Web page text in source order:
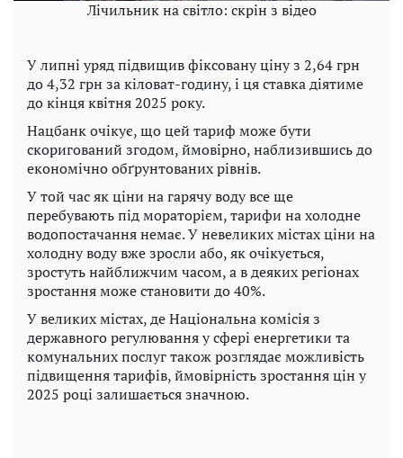
Лічильник на світло: скрін з відео
У липні уряд підвищив фіксовану ціну з 2,64 грн
до 4,32 грн за кіловат-годину, і ця ставка діятиме
до кінця квітня 2025 року.
Нацбанк очікує, що цей тариф може бути
скоригований згодом, ймовірно, наблизившись до
економічно обґрунтованих рівнів.
У той час як ціни на гарячу воду все ще
перебувають під мораторієм, тарифи на холодне
водопостачання немає. У невеликих містах ціни на
холодну воду вже зросли або, як очікується,
зростуть найближчим часом, а в деяких регіонах
зростання може становити до 40%.
У великих містах, де Національна комісія з
державного регулювання у сфері енергетики та
комунальних послуг також розглядає можливість
підвищення тарифів, ймовірність зростання цін у
2025 році залишається значною.